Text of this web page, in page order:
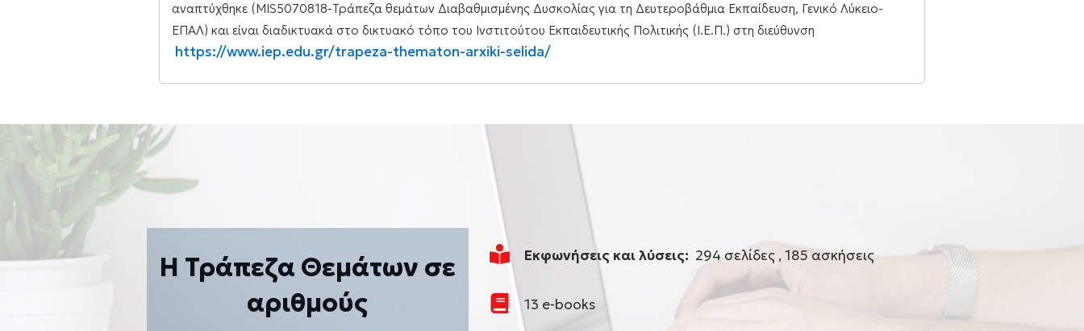
αναπτύχθηκε (MIS5070818-Τράπεζα θεμάτων Διαβαθμισμένης Δυσκολίας για τη Δευτεροβάθμια Εκπαίδευση, Γενικό Λύκειο-
ΕΠΑΛ) και είναι διαδικτυακά στο δικτυακό τόπο του Ινστιτούτου Εκπαιδευτικής Πολιτικής (Ι.Ε.Π.) στη διεύθυνση
https://www.iep.edu.gr/trapeza-thematon-arxiki-selida/
Η Τράπεζα Θεμάτων σε
αριθμούς
Εκφωνήσεις και λύσεις: 294 σελίδες , 185 ασκήσεις
13 e-books